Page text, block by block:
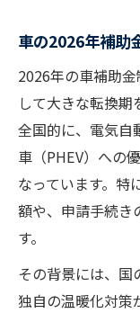
車の2026年補助
2026年の車補助
して大きな転換期
全国的に、電気自
車（PHEV）への
なっています。特
額や、申請手続き
す。
その背景には、
独自の温暖化対策